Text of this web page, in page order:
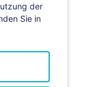
der
Sie in